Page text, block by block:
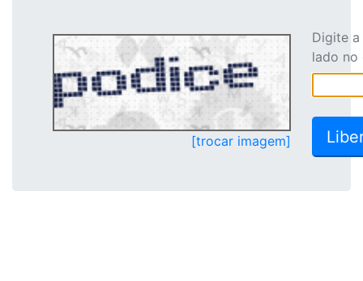
[trocar imagem]
Digite
lado no